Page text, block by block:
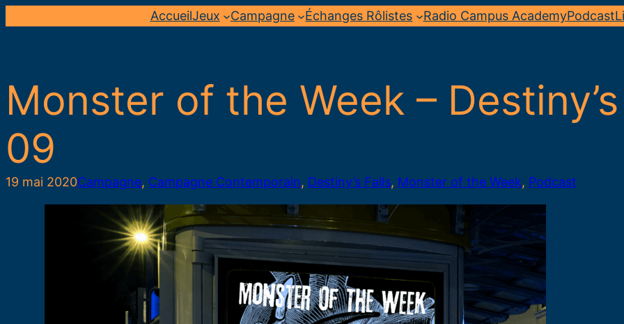
AccueilJeux Campagne Échanges Rôlistes Radio Campus AcademyPodcast
Monster of the Week –
09
19 mai 2020Campagne, Campagne Contemporain, Destiny’s Falls, Monster of the Week, Podcast